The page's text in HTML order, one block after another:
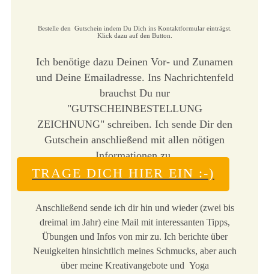
Bestelle den Gutschein indem Du Dich ins Kontaktformular einträgst.
Klick dazu auf den Button.
Ich benötige dazu Deinen Vor- und Zunamen
und Deine Emailadresse. Ins Nachrichtenfeld
brauchst Du nur
"GUTSCHEINBESTELLUNG
ZEICHNUNG" schreiben. Ich sende Dir den
Gutschein anschließend mit allen nötigen
Informationen zu.
TRAGE DICH HIER EIN :-)
Anschließend sende ich dir hin und wieder (zwei bis
dreimal im Jahr) eine Mail mit interessanten Tipps,
Übungen und Infos von mir zu. Ich berichte über
Neuigkeiten hinsichtlich meines Schmucks, aber auch
über meine Kreativangebote und Yoga